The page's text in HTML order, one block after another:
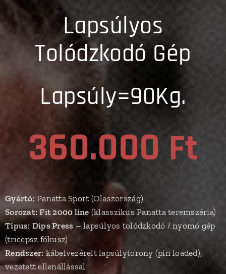
Lapsúlyos
Tolódzkodó Gép
Lapsúly=90Kg.
360.000 Ft
Gyártó: Panatta Sport (Olaszország)
Sorozat: Fit 2000 line (klasszikus Panatta teremszéria)
Típus: Dips Press – lapsúlyos tolódzkodó / nyomó gép
(tricepsz fókusz)
Rendszer: kábelvezérelt lapsúlytorony (pin loaded),
vezetett ellenállással